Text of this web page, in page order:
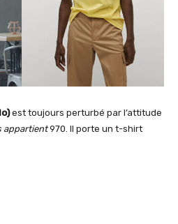
est toujours perturbé par l’attitude
appartient970. Il porte un t-shirt